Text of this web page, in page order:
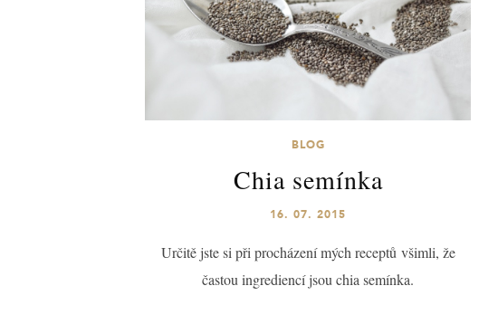
BLOG
Chia semínka
16. 07. 2015
Určitě jste si při procházení mých receptů všimli, že
častou ingrediencí jsou chia semínka.